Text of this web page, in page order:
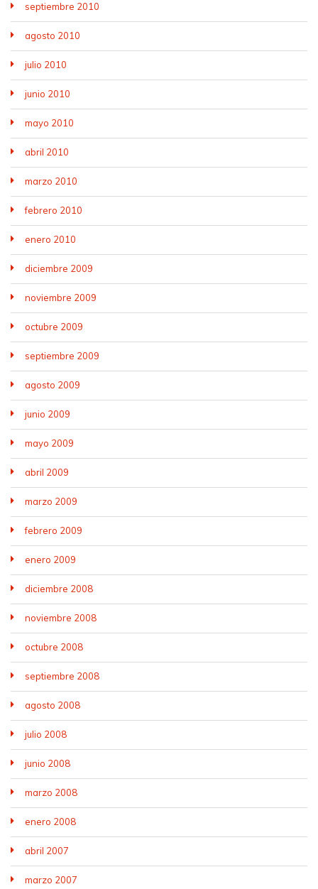
septiembre 2010
agosto 2010
julio 2010
junio 2010
mayo 2010
abril 2010
marzo 2010
febrero 2010
enero 2010
diciembre 2009
noviembre 2009
octubre 2009
septiembre 2009
agosto 2009
junio 2009
mayo 2009
abril 2009
marzo 2009
febrero 2009
enero 2009
diciembre 2008
noviembre 2008
octubre 2008
septiembre 2008
agosto 2008
julio 2008
junio 2008
marzo 2008
enero 2008
abril 2007
marzo 2007